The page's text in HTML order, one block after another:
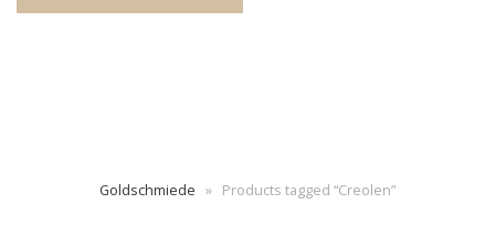
Goldschmiede » Products tagged “Creolen”